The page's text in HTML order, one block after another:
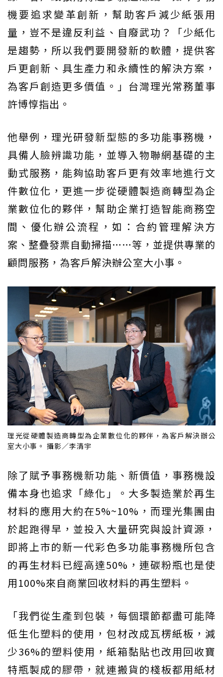
機要追求變革創新，幫助客戶減少紙張用
量，豈不是違反利益、自廢武功？「少紙化
是趨勢，所以我們要開發新的軟體，提供客
戶更創新、具生產力和永續性的解決方案，
為客戶創造更多價值。」台灣理光常務董事
許博惇指出。
他舉例，理光研發新型態的多功能事務機，
具備人臉辨識功能，並導入物聯網基礎的主
動式服務，能夠協助客戶更有效率地進行文
件數位化，更進一步從硬體製造商轉型為企
業數位化的夥伴，幫助企業打造智能商務空
間、優化辦公流程，如：合約管理解決方
案、整疊發票自動掃描……等，並提供專業的
顧問服務，為客戶解決辦公室大小事。
理光從硬體製造商轉型為企業數位化的夥伴，為客戶解決辦公
室大小事。 攝影／李清宇
除了賦予事務機新功能、新價值，事務機設
備本身也追求「綠化」。大多製造業於再生
材料的應用大約在5%~10%，而理光集團由
於起跑得早，並投入大量研究與設計資源，
即將上市的新一代彩色多功能事務機所包含
的再生材料已經高達50%，連碳粉瓶也是使
用100%來自商業回收材料的再生塑料。
「我們從生產到包裝，每個環節都盡可能降
低生化塑料的使用，包材改成瓦楞紙板，減
少36%的塑料使用，紙箱黏貼也改用回收寶
特瓶製成的膠帶，就連搬貨的棧板都用紙材